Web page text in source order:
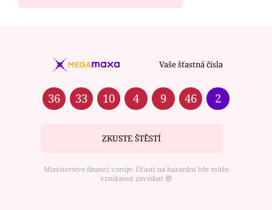
Vaše šťastná čísla
36 33 10 4 9 46 2
ZKUSTE ŠTĚSTÍ
Ministerstvo financí varuje: Účastí na hazardní hře může
vzniknout závislost ⑱